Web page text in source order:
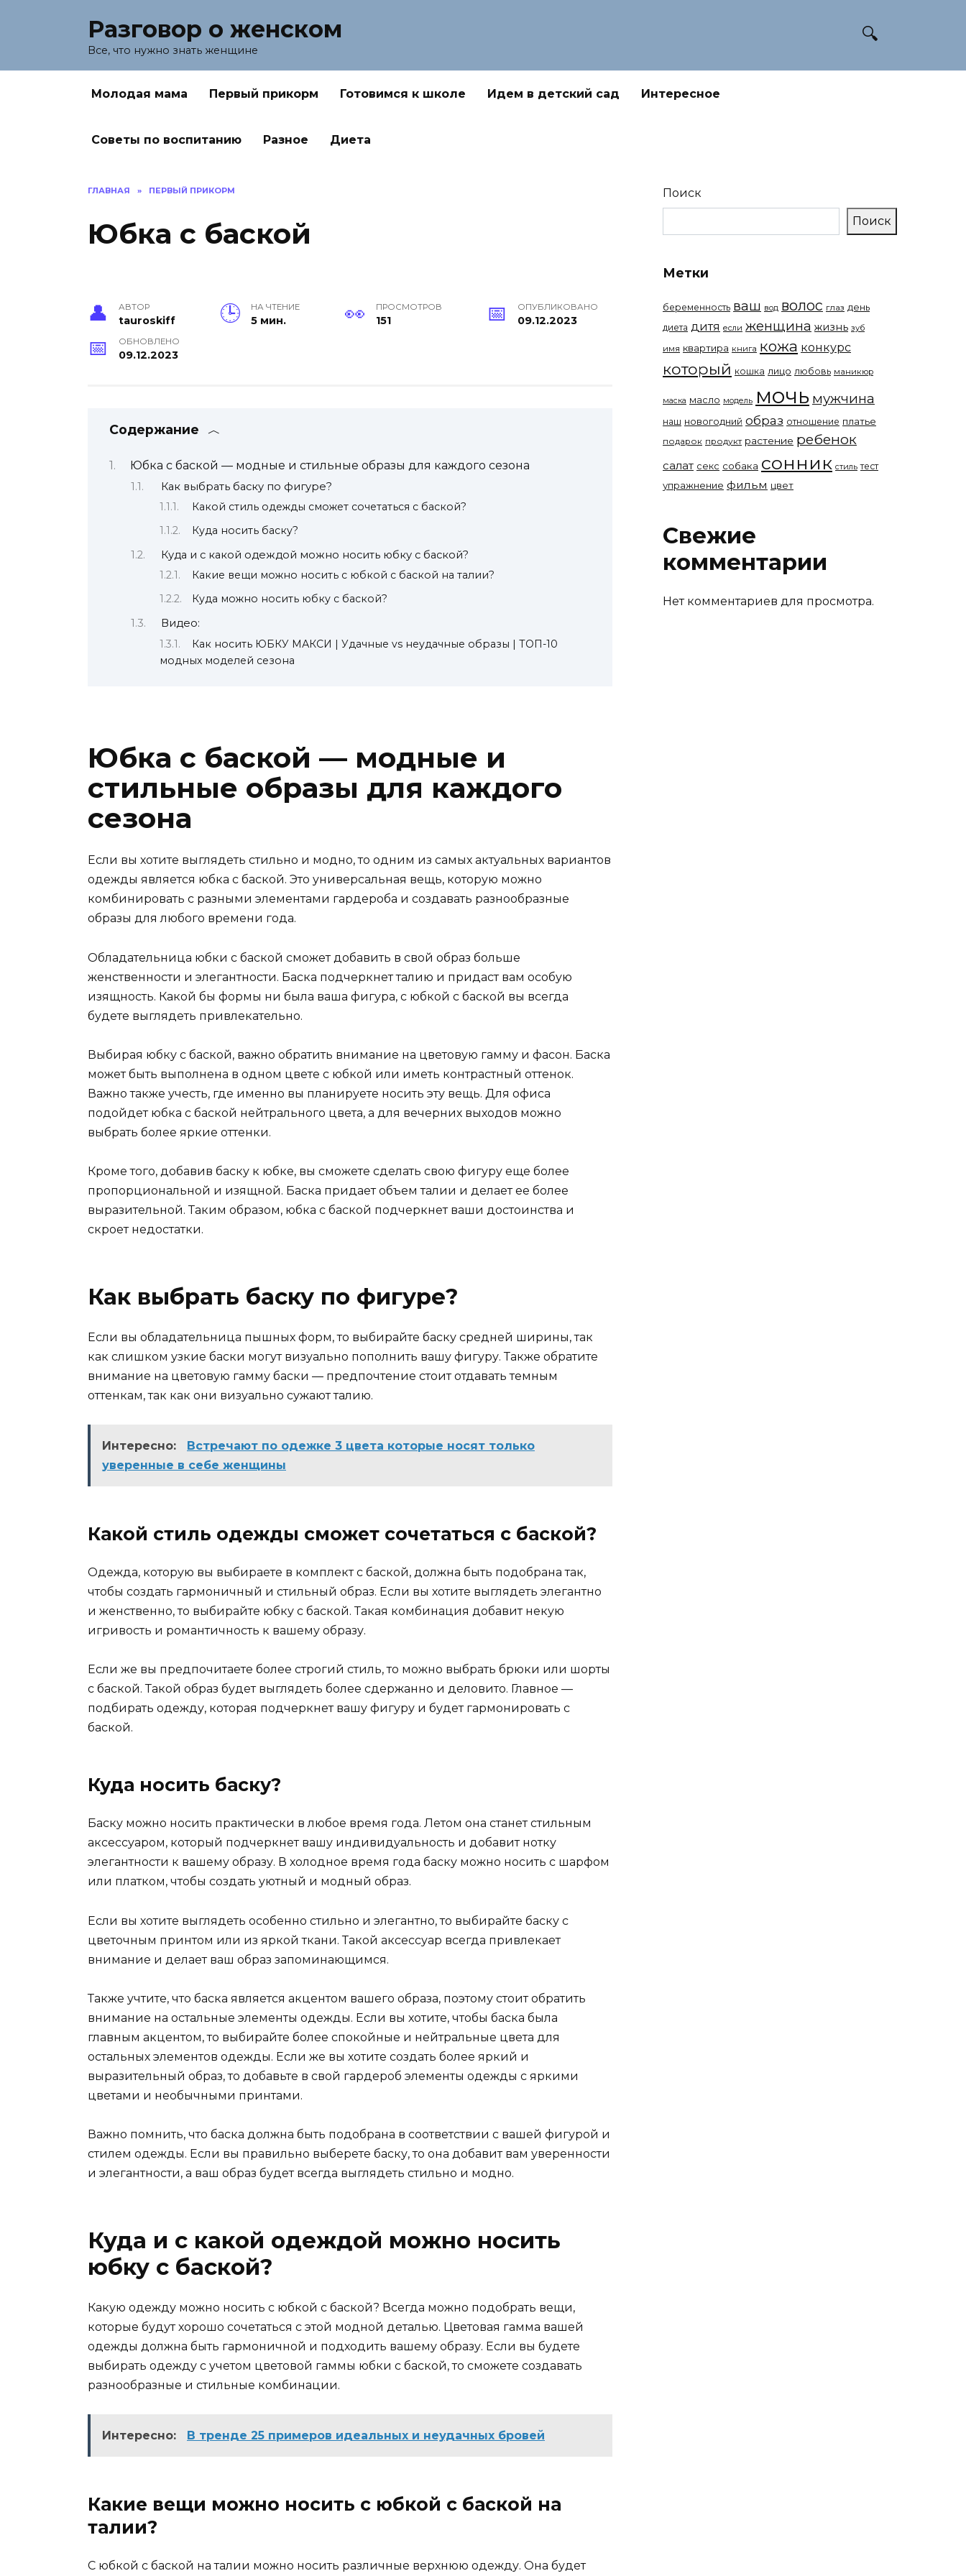
Разговор о женском
Все, что нужно знать женщине
Молодая мама Первый прикорм Готовимся к школе Идем в детский сад Интересное
Советы по воспитанию Разное Диета
ГЛАВНАЯ » ПЕРВЫЙ ПРИКОРМ
Юбка с баской
АВТОР
tauroskiff
НА ЧТЕНИЕ
5 мин.
ПРОСМОТРОВ
151
ОПУБЛИКОВАНО
09.12.2023
ОБНОВЛЕНО
09.12.2023
Содержание
Юбка с баской — модные и стильные образы для каждого сезона
Как выбрать баску по фигуре?
Какой стиль одежды сможет сочетаться с баской?
Куда носить баску?
Куда и с какой одеждой можно носить юбку с баской?
Какие вещи можно носить с юбкой с баской на талии?
Куда можно носить юбку с баской?
Видео:
Как носить ЮБКУ МАКСИ | Удачные vs неудачные образы | ТОП-10
модных моделей сезона
Юбка с баской — модные и
стильные образы для каждого
сезона
Если вы хотите выглядеть стильно и модно, то одним из самых актуальных вариантов
одежды является юбка с баской. Это универсальная вещь, которую можно
комбинировать с разными элементами гардероба и создавать разнообразные
образы для любого времени года.
Обладательница юбки с баской сможет добавить в свой образ больше
женственности и элегантности. Баска подчеркнет талию и придаст вам особую
изящность. Какой бы формы ни была ваша фигура, с юбкой с баской вы всегда
будете выглядеть привлекательно.
Выбирая юбку с баской, важно обратить внимание на цветовую гамму и фасон. Баска
может быть выполнена в одном цвете с юбкой или иметь контрастный оттенок.
Важно также учесть, где именно вы планируете носить эту вещь. Для офиса
подойдет юбка с баской нейтрального цвета, а для вечерних выходов можно
выбрать более яркие оттенки.
Кроме того, добавив баску к юбке, вы сможете сделать свою фигуру еще более
пропорциональной и изящной. Баска придает объем талии и делает ее более
выразительной. Таким образом, юбка с баской подчеркнет ваши достоинства и
скроет недостатки.
Как выбрать баску по фигуре?
Если вы обладательница пышных форм, то выбирайте баску средней ширины, так
как слишком узкие баски могут визуально пополнить вашу фигуру. Также обратите
внимание на цветовую гамму баски — предпочтение стоит отдавать темным
оттенкам, так как они визуально сужают талию.
Интересно:
Встречают по одежке 3 цвета которые носят только
уверенные в себе женщины
Какой стиль одежды сможет сочетаться с баской?
Одежда, которую вы выбираете в комплект с баской, должна быть подобрана так,
чтобы создать гармоничный и стильный образ. Если вы хотите выглядеть элегантно
и женственно, то выбирайте юбку с баской. Такая комбинация добавит некую
игривость и романтичность к вашему образу.
Если же вы предпочитаете более строгий стиль, то можно выбрать брюки или шорты
с баской. Такой образ будет выглядеть более сдержанно и деловито. Главное —
подбирать одежду, которая подчеркнет вашу фигуру и будет гармонировать с
баской.
Куда носить баску?
Баску можно носить практически в любое время года. Летом она станет стильным
аксессуаром, который подчеркнет вашу индивидуальность и добавит нотку
элегантности к вашему образу. В холодное время года баску можно носить с шарфом
или платком, чтобы создать уютный и модный образ.
Если вы хотите выглядеть особенно стильно и элегантно, то выбирайте баску с
цветочным принтом или из яркой ткани. Такой аксессуар всегда привлекает
внимание и делает ваш образ запоминающимся.
Также учтите, что баска является акцентом вашего образа, поэтому стоит обратить
внимание на остальные элементы одежды. Если вы хотите, чтобы баска была
главным акцентом, то выбирайте более спокойные и нейтральные цвета для
остальных элементов одежды. Если же вы хотите создать более яркий и
выразительный образ, то добавьте в свой гардероб элементы одежды с яркими
цветами и необычными принтами.
Важно помнить, что баска должна быть подобрана в соответствии с вашей фигурой и
стилем одежды. Если вы правильно выберете баску, то она добавит вам уверенности
и элегантности, а ваш образ будет всегда выглядеть стильно и модно.
Куда и с какой одеждой можно носить
юбку с баской?
Какую одежду можно носить с юбкой с баской? Всегда можно подобрать вещи,
которые будут хорошо сочетаться с этой модной деталью. Цветовая гамма вашей
одежды должна быть гармоничной и подходить вашему образу. Если вы будете
выбирать одежду с учетом цветовой гаммы юбки с баской, то сможете создавать
разнообразные и стильные комбинации.
Интересно: В тренде 25 примеров идеальных и неудачных бровей
Какие вещи можно носить с юбкой с баской на
талии?
С юбкой с баской на талии можно носить различные верхнюю одежду. Она будет
Поиск
Поиск
Метки
беременность ваш вод волос глаз день
диета дитя если женщина жизнь зуб
имя квартира книга кожа конкурс
который кошка лицо любовь маникюр
маска масло модель мочь мужчина
наш новогодний образ отношение платье
подарок продукт растение ребенок
салат секс собака сонник стиль тест
упражнение фильм цвет
Свежие
комментарии
Нет комментариев для просмотра.